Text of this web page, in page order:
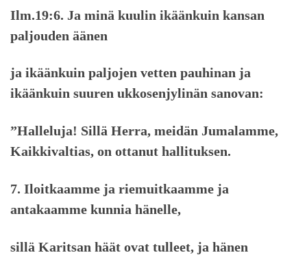
Ilm.19:6. Ja minä kuulin ikäänkuin kansan
paljouden äänen
ja ikäänkuin paljojen vetten pauhinan ja
ikäänkuin suuren ukkosenjylinän sanovan:
”Halleluja! Sillä Herra, meidän Jumalamme,
Kaikkivaltias, on ottanut hallituksen.
7. Iloitkaamme ja riemuitkaamme ja
antakaamme kunnia hänelle,
sillä Karitsan häät ovat tulleet, ja hänen